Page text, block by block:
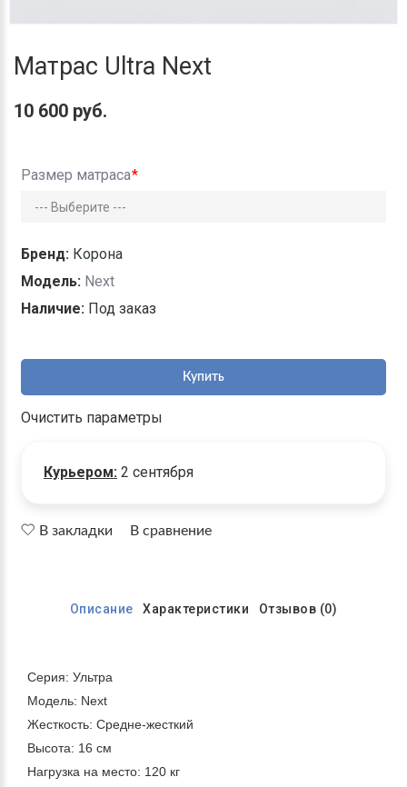
Матрас Ultra Next
10 600 руб.
Размер матраса
Бренд: Корона
Модель: Next
Наличие: Под заказ
Купить
Очистить параметры
Курьером: 2 сентября
В закладки В сравнение
Описание Характеристики Отзывов (0)
Серия: Ультра
Модель: Next
Жесткость: Средне-жесткий
Высота: 16 см
Нагрузка на место: 120 кг